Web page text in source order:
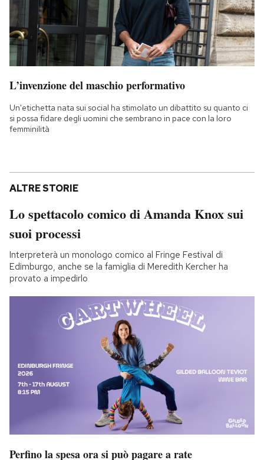
L’invenzione del maschio performativo
Un'etichetta nata sui social ha stimolato un dibattito su quanto ci
si possa fidare degli uomini che sembrano in pace con la loro
femminilità
ALTRE STORIE
Lo spettacolo comico di Amanda Knox sui
suoi processi
Interpreterà un monologo comico al Fringe Festival di
Edimburgo, anche se la famiglia di Meredith Kercher ha
provato a impedirlo
Perfino la spesa ora si può pagare a rate